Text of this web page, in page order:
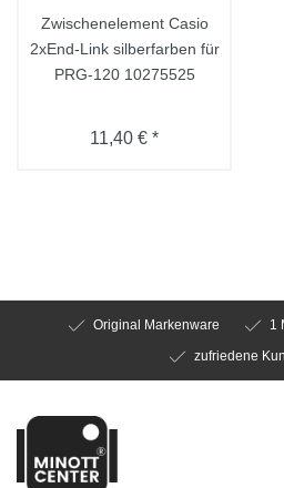
Zwischenelement Casio
2xEnd-Link silberfarben für
PRG-120 10275525
11,40 € *
Original Markenware
1
zufriedene